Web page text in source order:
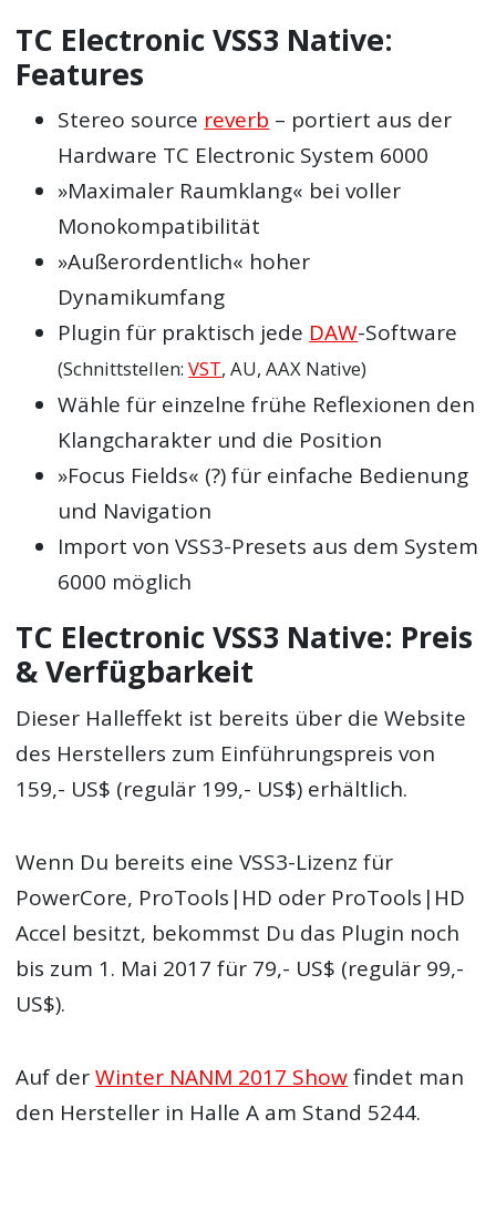
TC Electronic VSS3 Native:
Features
Stereo source reverb – portiert aus der
Hardware TC Electronic System 6000
»Maximaler Raumklang« bei voller
Monokompatibilität
»Außerordentlich« hoher
Dynamikumfang
Plugin für praktisch jede DAW-Software
(Schnittstellen:VST, AU, AAX Native)
Wähle für einzelne frühe Reflexionen den
Klangcharakter und die Position
»Focus Fields« (?) für einfache Bedienung
und Navigation
Import von VSS3-Presets aus dem System
6000 möglich
TC Electronic VSS3 Native: Preis
& Verfügbarkeit
Dieser Halleffekt ist bereits über die Website
des Herstellers zum Einführungspreis von
159,- US$ (regulär 199,- US$) erhältlich.
Wenn Du bereits eine VSS3-Lizenz für
PowerCore, ProTools|HD oder ProTools|HD
Accel besitzt, bekommst Du das Plugin noch
bis zum 1. Mai 2017 für 79,- US$ (regulär 99,-
US$).
Auf derWinter NANM 2017 Showfindet man
den Hersteller in Halle A am Stand 5244.